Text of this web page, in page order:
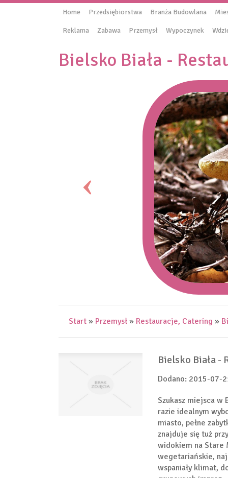
Home Przedsiębiorstwa Branża Budowlana
Reklama Zabawa Przemysł Wypoczynek
Bielsko Biała -
Start » Przemysł » Restauracje, Catering »
Bielsko Biała -
Dodano: 2015-07-
Szukasz miejsca w
razie idealnym
miasto, pełne
znajduje się tuż
widokiem na Stare
wegetariańskie,
wspaniały klimat,